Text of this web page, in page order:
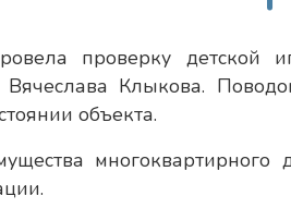
проверку детской
Клыкова.
объекта.
многоквартирного